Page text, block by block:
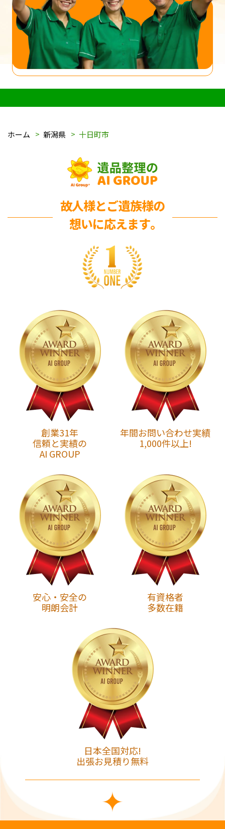
ホーム 新潟県 十日町市
故人様とご遺族様の
想いに応えます｡
創業31年
信頼と実績の
AI GROUP
年間お問い合わせ実績
1,000件以上!
安心・安全の
明朗会計
有資格者
多数在籍
日本全国対応!
出張お見積り無料